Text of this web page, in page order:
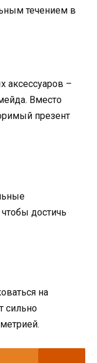
течением в
аксессуаров –
Вместо
презент
достичь
на
сильно